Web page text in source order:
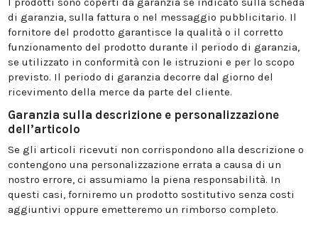
di garanzia, sulla fattura o nel messaggio pubblicitario. Il
fornitore del prodotto garantisce la qualità o il corretto
funzionamento del prodotto durante il periodo di garanzia,
se utilizzato in conformità con le istruzioni e per lo scopo
previsto. Il periodo di garanzia decorre dal giorno del
ricevimento della merce da parte del cliente.
Garanzia sulla descrizione e personalizzazione
dell’articolo
Se gli articoli ricevuti non corrispondono alla descrizione o
contengono una personalizzazione errata a causa di un
nostro errore, ci assumiamo la piena responsabilità. In
questi casi, forniremo un prodotto sostitutivo senza costi
aggiuntivi oppure emetteremo un rimborso completo.